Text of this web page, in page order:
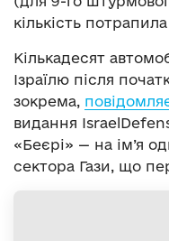
кількість
Кількадесят
Ізраїлю після
зокрема,
видання
«Беєрі» — на ім’я
сектора Гази, що